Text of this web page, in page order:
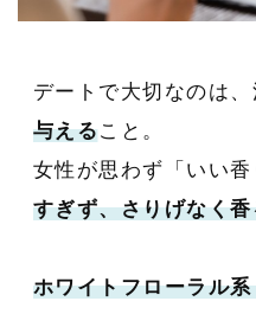
デートで大切なのは
与えること。
女性が思わず「いい香
すぎず、さりげなく香
ホワイトフローラル